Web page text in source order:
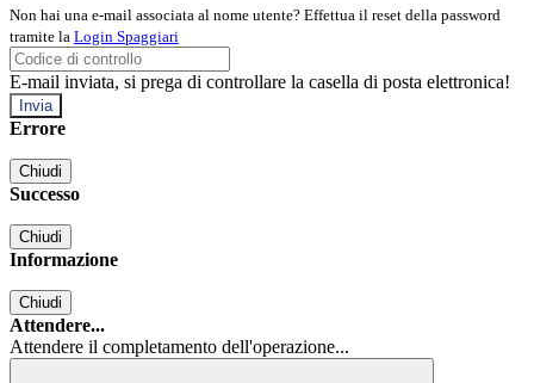
Non hai una e-mail associata al nome utente? Effettua il reset della password
tramite la Login Spaggiari
E-mail inviata, si prega di controllare la casella di posta elettronica!
Errore
Chiudi
Successo
Chiudi
Informazione
Chiudi
Attendere...
Attendere il completamento dell'operazione...